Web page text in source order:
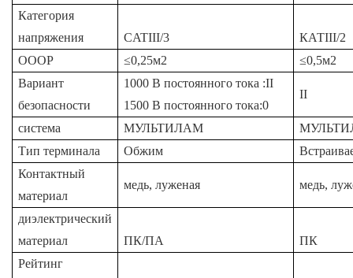
Категория
напряжения
CATIII/3
КАТIII/2
ОООР
≤0,25м2
≤0,5м2
Вариант
безопасности
1000 В постоянного тока :II
1500 В постоянного тока:0
II
система МУЛЬТИЛАМ
Тип терминала
Обжим
Контактный
материал
медь, луженая медь,
диэлектрический
материал
ПК/ПА
ПК
Рейтинг